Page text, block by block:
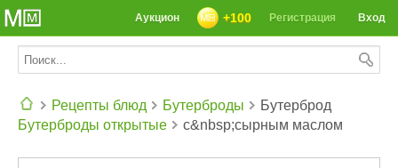
Вход
Регистрация
+100
Аукцион
Рецепты блюд
Бутерброды
Бутерброды открытые
Бутерброд
с&nbsp;сырным маслом